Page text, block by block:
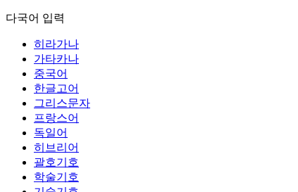
다국어 입력
히라가나
가타카나
중국어
한글고어
그리스문자
프랑스어
독일어
히브리어
괄호기호
학술기호